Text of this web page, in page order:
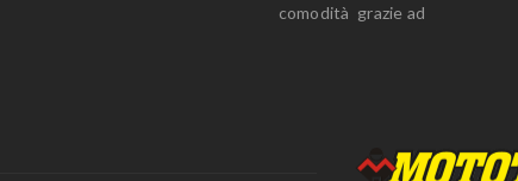
comodità grazie ad